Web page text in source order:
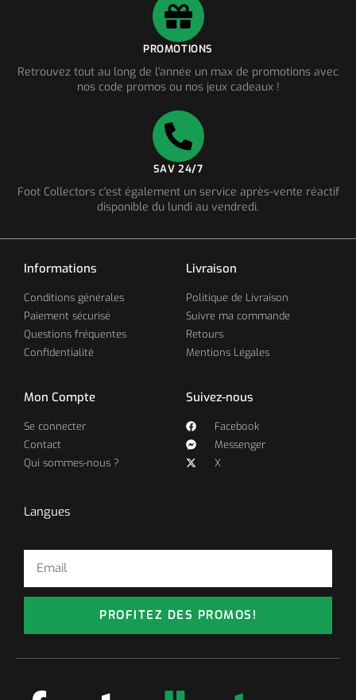
PROMOTIONS
Retrouvez tout au long de l'année un max de promotions avec
nos code promos ou nos jeux cadeaux !
SAV 24/7
Foot Collectors c'est également un service après-vente réactif
disponible du lundi au vendredi.
Informations
Conditions générales
Paiement sécurisé
Questions fréquentes
Confidentialité
Livraison
Politique de Livraison
Suivre ma commande
Retours
Mentions Légales
Mon Compte
Se connecter
Contact
Qui sommes-nous ?
Suivez-nous
Facebook
Messenger
X
Langues
PROFITEZ DES PROMOS!